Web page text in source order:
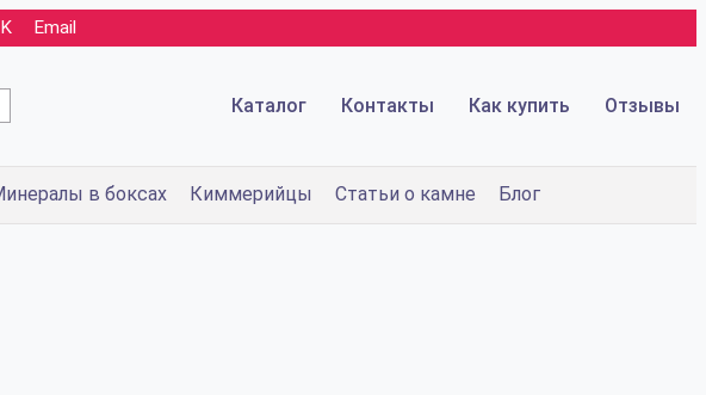
Email
Каталог Контакты Как купить Отзывы
в боксах Киммерийцы Статьи о камне Блог